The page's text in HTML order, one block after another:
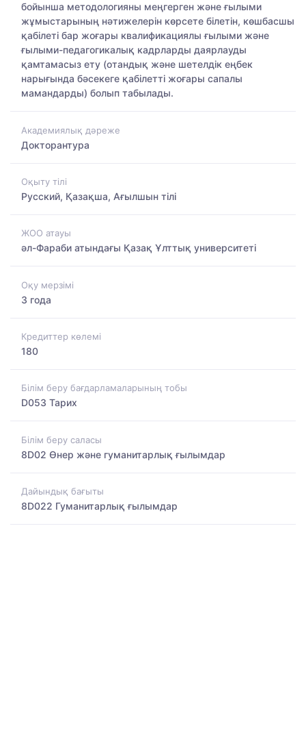
бойынша методологияны меңгерген және ғылыми
жұмыстарының нәтижелерін көрсете білетін, көшбасшы
қабілеті бар жоғары квалификациялы ғылыми және
ғылыми-педагогикалық кадрларды даярлауды
қамтамасыз ету (отандық және шетелдік еңбек
нарығында бәсекеге қабілетті жоғары сапалы
мамандарды) болып табылады.
Академиялық дәреже
Докторантура
Оқыту тілі
Русский, Қазақша, Ағылшын тілі
ЖОО атауы
әл-Фараби атындағы Қазақ Ұлттық университеті
Оқу мерзімі
3 года
Кредиттер көлемі
180
Білім беру бағдарламаларының тобы
D053 Тарих
Білім беру саласы
8D02 Өнер және гуманитарлық ғылымдар
Дайындық бағыты
8D022 Гуманитарлық ғылымдар